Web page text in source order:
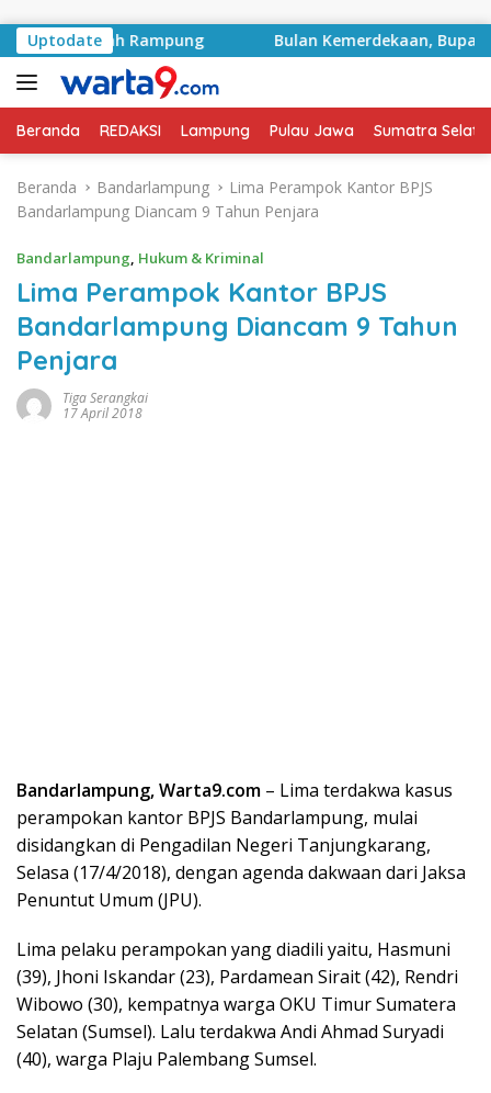
Uptodate
Sudah Rampung Bulan Kemerdekaan, Bupati
Beranda REDAKSI Lampung Pulau Jawa Sumatra
Beranda Bandarlampung
Lima Perampok Kantor BPJS
Bandarlampung Diancam 9 Tahun Penjara
Bandarlampung, Hukum & Kriminal
Lima Perampok Kantor BPJS
Bandarlampung Diancam 9 Tahun
Penjara
Tiga Serangkai
17 April 2018
Bandarlampung, Warta9.com – Lima terdakwa kasus
perampokan kantor BPJS Bandarlampung, mulai
disidangkan di Pengadilan Negeri Tanjungkarang,
Selasa (17/4/2018), dengan agenda dakwaan dari Jaksa
Penuntut Umum (JPU).
Lima pelaku perampokan yang diadili yaitu, Hasmuni
(39), Jhoni Iskandar (23), Pardamean Sirait (42), Rendri
Wibowo (30), kempatnya warga OKU Timur Sumatera
Selatan (Sumsel). Lalu terdakwa Andi Ahmad Suryadi
(40), warga Plaju Palembang Sumsel.